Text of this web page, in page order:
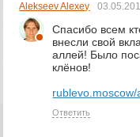
Alekseev Alexey
Спасибо всем
внесли свой
аллей! Было
клёнов!
Ответить